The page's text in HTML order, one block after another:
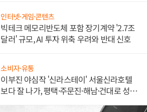
인터넷·게임·콘텐츠
빅테크 메모리반도체 포함 장기계약 '2.7조
달러' 규모, AI 투자 위축 우려와 반대 신호
소비자·유통
이부진 야심작 '신라스테이' 서울신라호텔
보다 잘 나가, 평택·주문진·해남·건대로 성